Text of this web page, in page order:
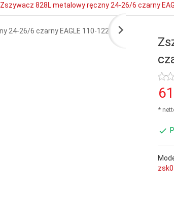
Zszywacz 828L metalowy ręczny 24-26/6 czarny
*